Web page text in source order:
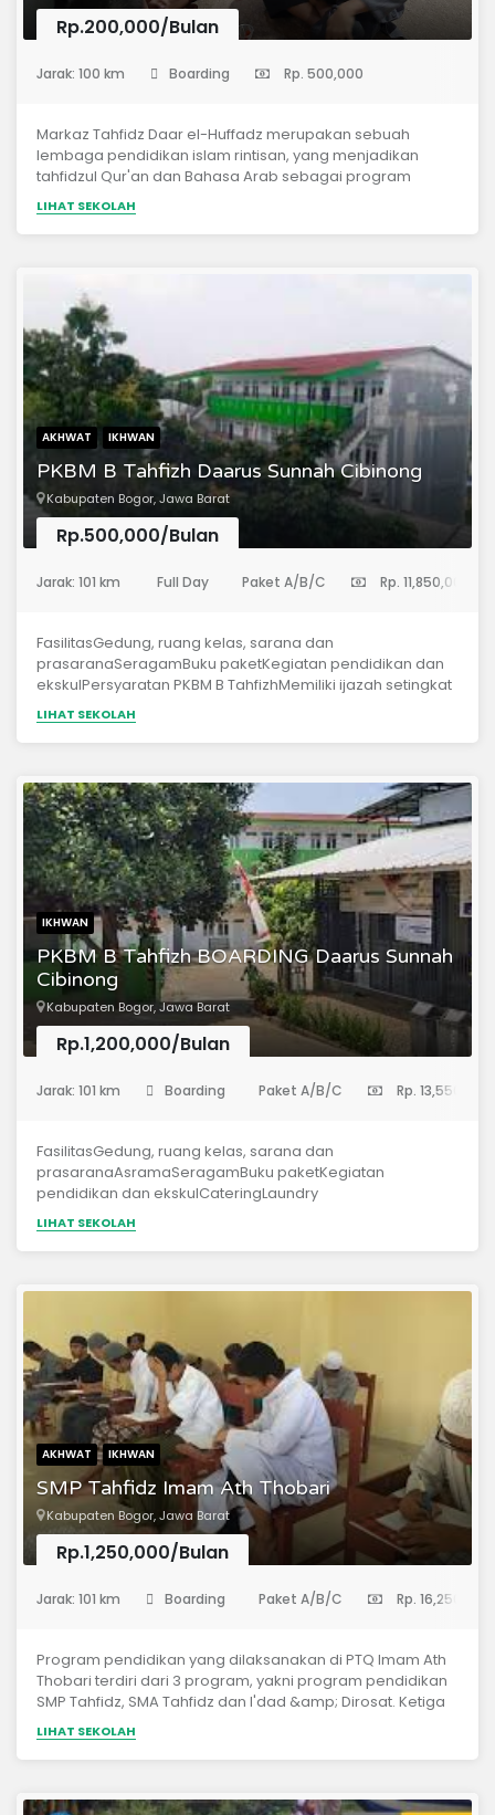
Rp.200,000/Bulan
Jarak: 100 km Boarding Rp. 500,000
Markaz Tahfidz Daar el-Huffadz merupakan sebuah
lembaga pendidikan islam rintisan, yang menjadikan
tahfidzul Qur'an dan Bahasa Arab sebagai program
utama. *Materi Pelajaran* Tahfidzhul Qur'an Mutun
Tajwid Tafsir Ma'ani Bahasa Arab Tauhid / Aqidah As-
Salaf Hadits Fiqh Adab Islam IT (Programing, Networking,
LIHAT SEKOLAH
AKHWAT IKHWAN
PKBM B Tahfizh Daarus Sunnah Cibinong
Kabupaten Bogor, Jawa Barat
Rp.500,000/Bulan
Jarak: 101 km Full Day Paket A/B/C Rp. 11,850,000
FasilitasGedung, ruang kelas, sarana dan
prasaranaSeragamBuku paketKegiatan pendidikan dan
ekskulPersyaratan PKBM B TahfizhMemiliki ijazah setingkat
SDMengikuti tes seleksi membaca Al Qur’anWawancara
calon santri dan orang tua
LIHAT SEKOLAH
IKHWAN
PKBM B Tahfizh BOARDING Daarus Sunnah
Cibinong
Kabupaten Bogor, Jawa Barat
Rp.1,200,000/Bulan
Jarak: 101 km Boarding Paket A/B/C Rp. 13,550,000
FasilitasGedung, ruang kelas, sarana dan
prasaranaAsramaSeragamBuku paketKegiatan
pendidikan dan ekskulCateringLaundry
servicePersyaratan PKBM B TahfizhMemiliki ijazah
setingkat SDMengikuti tes seleksi membaca Al
Qur’anWawancara calon santri dan orang tua
LIHAT SEKOLAH
AKHWAT IKHWAN
SMP Tahfidz Imam Ath Thobari
Kabupaten Bogor, Jawa Barat
Rp.1,250,000/Bulan
Jarak: 101 km Boarding Paket A/B/C Rp. 16,250,000
Program pendidikan yang dilaksanakan di PTQ Imam Ath
Thobari terdiri dari 3 program, yakni program pendidikan
SMP Tahfidz, SMA Tahfidz dan I'dad &amp; Dirosat. Ketiga
program tersebut dilaksanakan dengan konsep boarding
school (pondok). Adapun jadwal penjengukan dan
kepulangan santri yang akan diatur sesuai dengan alokasi
ditentukan.Kurikulum yang dilaksanakan di PTQ Imam Ath
LIHAT SEKOLAH